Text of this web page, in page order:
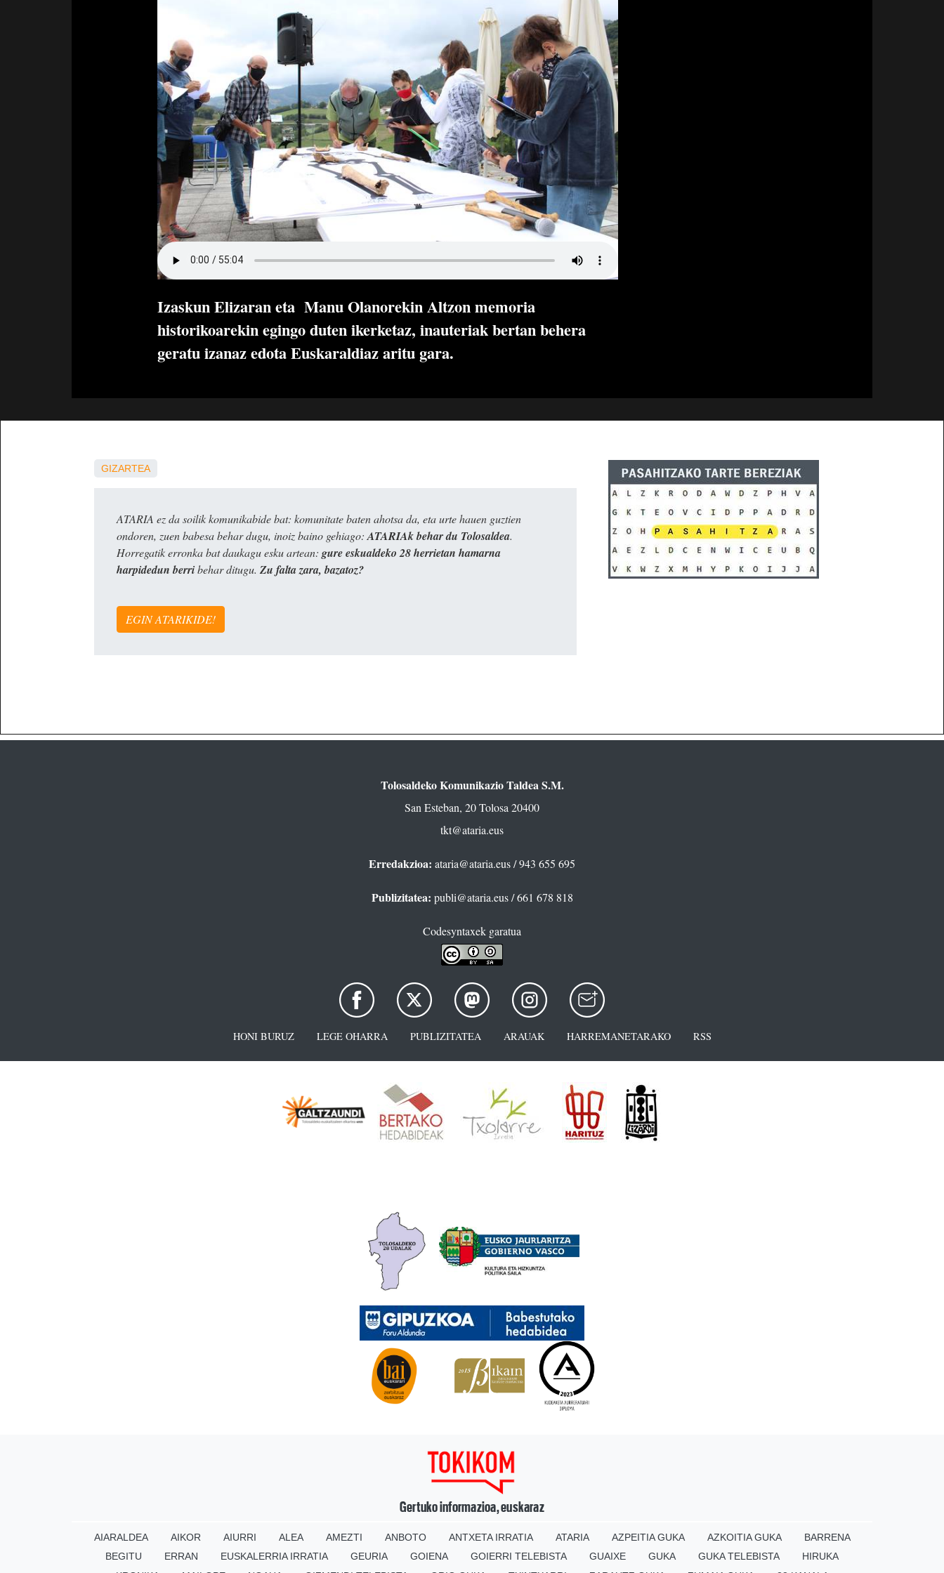
Izaskun Elizaran eta Manu Olanorekin Altzon memoria
historikoarekin egingo duten ikerketaz, inauteriak bertan behera
geratu izanaz edota Euskaraldiaz aritu gara.
GIZARTEA
ATARIA ez da soilik komunikabide bat: komunitate baten ahotsa da, eta urte hauen guztien
ondoren, zuen babesa behar dugu, inoiz baino gehiago: ATARIAk behar du Tolosaldea.
Horregatik erronka bat daukagu esku artean: gure eskualdeko 28 herrietan hamarna
harpidedun berribehar ditugu. Zu falta zara, bazatoz?
EGIN ATARIKIDE!
Tolosaldeko Komunikazio Taldea S.M.
San Esteban, 20 Tolosa 20400
tkt@ataria.eus
Erredakzioa: ataria@ataria.eus/ 943 655 695
Publizitatea: publi@ataria.eus/ 661 678 818
Codesyntaxek garatua
HONI BURUZ LEGE OHARRA PUBLIZITATEA ARAUAK HARREMANETARAKO RSS
Gertuko informazioa, euskaraz
AIARALDEA AIKOR AIURRI ALEA AMEZTI ANBOTO ANTXETA IRRATIA ATARIA AZPEITIA GUKA AZKOITIA GUKA
BARRENA
BEGITU
ERRAN EUSKALERRIA IRRATIA GEURIA GOIENA GOIERRI TELEBISTA GUAIXE GUKA GUKA TELEBISTA
HIRUKA